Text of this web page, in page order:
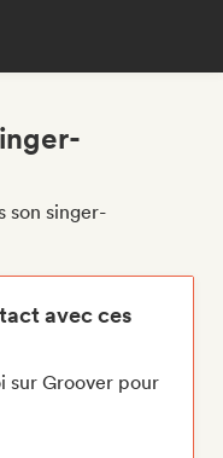
son singer-
avec ces
sur Groover pour